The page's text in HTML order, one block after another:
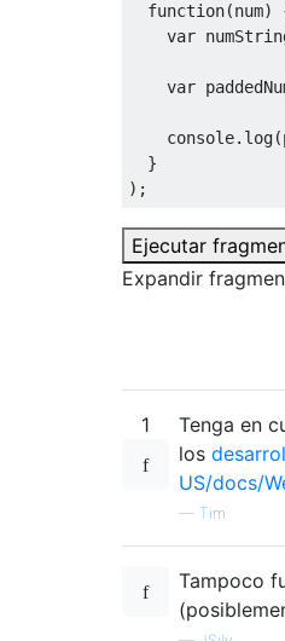
function(num)
var
var
    console
. log(
}
);
Ejecutar
Expandir
1
Tenga en
los
US/docs/
— Tim
Tampoco